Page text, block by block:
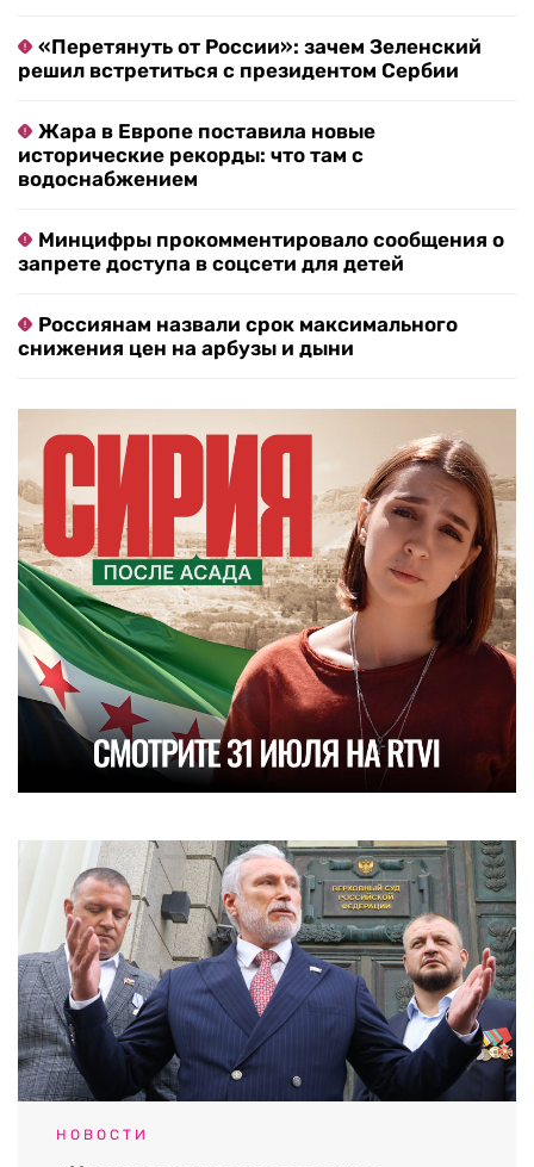
«Перетянуть от России»: зачем Зеленский
решил встретиться с президентом Сербии
Жара в Европе поставила новые
исторические рекорды: что там с
водоснабжением
Минцифры прокомментировало сообщения о
запрете доступа в соцсети для детей
Россиянам назвали срок максимального
снижения цен на арбузы и дыни
НОВОСТИ